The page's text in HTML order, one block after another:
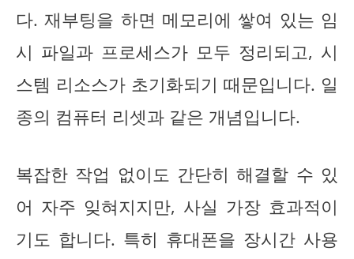
다. 재부팅을 하면 메모리에 쌓여 있는 임
시 파일과 프로세스가 모두 정리되고, 시
스템 리소스가 초기화되기 때문입니다. 일
종의 컴퓨터 리셋과 같은 개념입니다.
복잡한 작업 없이도 간단히 해결할 수 있
어 자주 잊혀지지만, 사실 가장 효과적이
기도 합니다. 특히 휴대폰을 장시간 사용